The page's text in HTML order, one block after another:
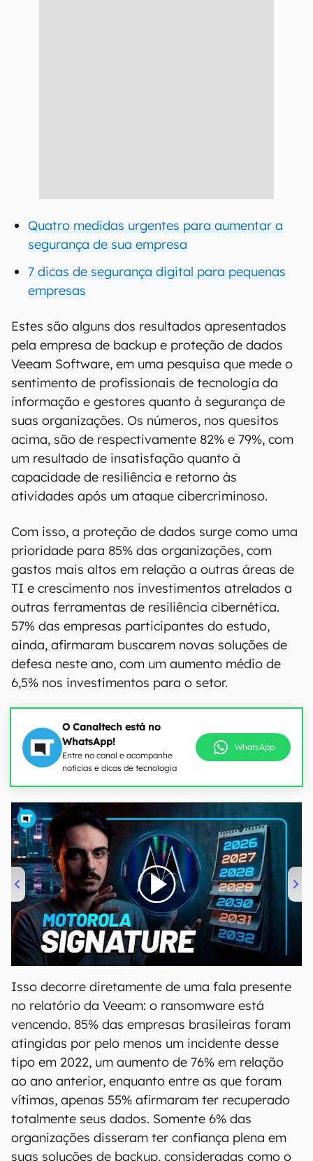
Quatro medidas urgentes para aumentar a
segurança de sua empresa
7 dicas de segurança digital para pequenas
empresas
Estes são alguns dos resultados apresentados
pela empresa de backup e proteção de dados
Veeam Software, em uma pesquisa que mede o
sentimento de profissionais de tecnologia da
informação e gestores quanto à segurança de
suas organizações. Os números, nos quesitos
acima, são de respectivamente 82% e 79%, com
um resultado de insatisfação quanto à
capacidade de resiliência e retorno às
atividades após um ataque cibercriminoso.
Com isso, a proteção de dados surge como uma
prioridade para 85% das organizações, com
gastos mais altos em relação a outras áreas de
TI e crescimento nos investimentos atrelados a
outras ferramentas de resiliência cibernética.
57% das empresas participantes do estudo,
ainda, afirmaram buscarem novas soluções de
defesa neste ano, com um aumento médio de
6,5% nos investimentos para o setor.
O Canaltech está no
WhatsApp!
Entre no canal e acompanhe
notícias e dicas de tecnologia
WhatsApp
00:00/20:46
Isso decorre diretamente de uma fala presente
no relatório da Veeam: o ransomware está
vencendo. 85% das empresas brasileiras foram
atingidas por pelo menos um incidente desse
tipo em 2022, um aumento de 76% em relação
ao ano anterior, enquanto entre as que foram
vítimas, apenas 55% afirmaram ter recuperado
totalmente seus dados. Somente 6% das
organizações disseram ter confiança plena em
suas soluções de backup, consideradas como o